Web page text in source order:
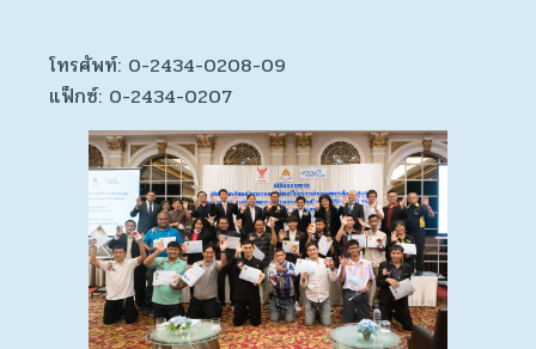
โทรศัพท์: 0-2434-0208-09
แฟ็กซ์: 0-2434-0207